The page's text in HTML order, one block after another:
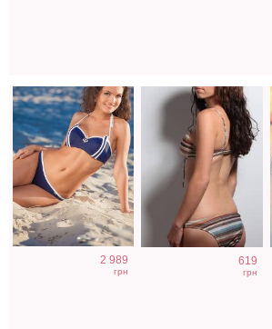
2 989
грн
619
грн